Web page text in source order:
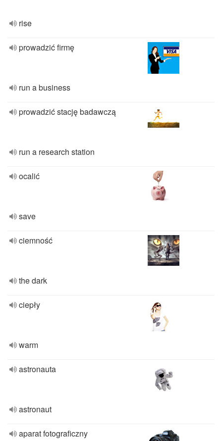
rise
prowadzić firmę
run a business
prowadzić stację badawczą
run a research station
ocalić
save
ciemność
the dark
ciepły
warm
astronauta
astronaut
aparat fotograficzny